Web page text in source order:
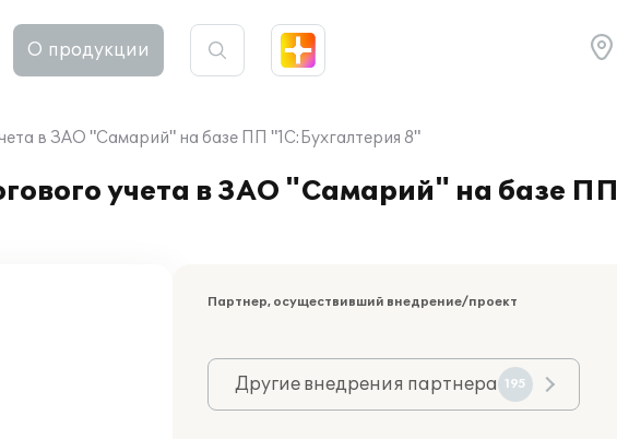
О продукции
в ЗАО "Самарий" на базе ПП "1С:Бухгалтерия 8"
учета в ЗАО "Самарий" на базе ПП
Партнер, осуществивший внедрение/проект
Другие внедрения партнера 195